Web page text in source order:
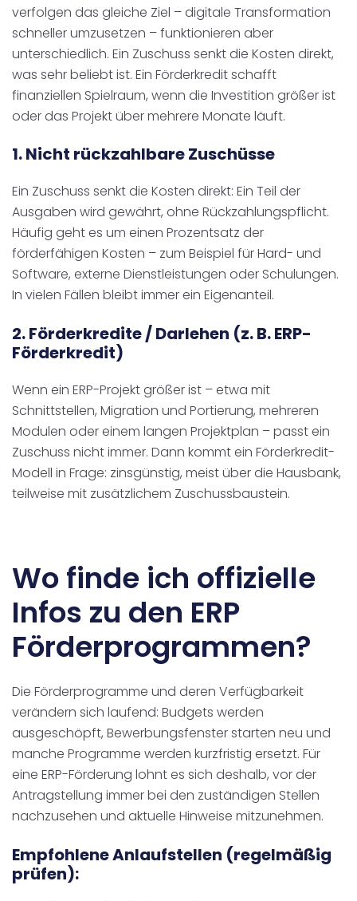
verfolgen das gleiche Ziel – digitale Transformation
schneller umzusetzen – funktionieren aber
unterschiedlich. Ein Zuschuss senkt die Kosten direkt,
was sehr beliebt ist. Ein Förderkredit schafft
finanziellen Spielraum, wenn die Investition größer ist
oder das Projekt über mehrere Monate läuft.
1. Nicht rückzahlbare Zuschüsse
Ein Zuschuss senkt die Kosten direkt: Ein Teil der
Ausgaben wird gewährt, ohne Rückzahlungspflicht.
Häufig geht es um einen Prozentsatz der
förderfähigen Kosten – zum Beispiel für Hard- und
Software, externe Dienstleistungen oder Schulungen.
In vielen Fällen bleibt immer ein Eigenanteil.
2. Förderkredite / Darlehen (z. B. ERP-
Förderkredit)
Wenn ein ERP-Projekt größer ist – etwa mit
Schnittstellen, Migration und Portierung, mehreren
Modulen oder einem langen Projektplan – passt ein
Zuschuss nicht immer. Dann kommt ein Förderkredit-
Modell in Frage: zinsgünstig, meist über die Hausbank,
teilweise mit zusätzlichem Zuschussbaustein.
Wo finde ich offizielle
Infos zu den ERP
Förderprogrammen?
Die Förderprogramme und deren Verfügbarkeit
verändern sich laufend: Budgets werden
ausgeschöpft, Bewerbungsfenster starten neu und
manche Programme werden kurzfristig ersetzt. Für
eine ERP-Förderung lohnt es sich deshalb, vor der
Antragstellung immer bei den zuständigen Stellen
nachzusehen und aktuelle Hinweise mitzunehmen.
Empfohlene Anlaufstellen (regelmäßig
prüfen):